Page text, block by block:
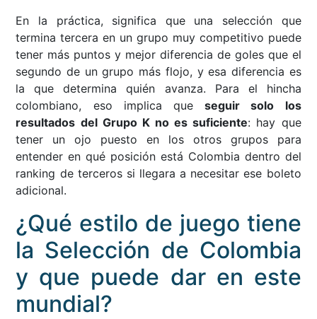
En la práctica, significa que una selección que
termina tercera en un grupo muy competitivo puede
tener más puntos y mejor diferencia de goles que el
segundo de un grupo más flojo, y esa diferencia es
la que determina quién avanza. Para el hincha
colombiano, eso implica queseguir solo los
resultados del Grupo K no es suficiente: hay que
tener un ojo puesto en los otros grupos para
entender en qué posición está Colombia dentro del
ranking de terceros si llegara a necesitar ese boleto
adicional.
¿Qué estilo de juego tiene
la Selección de Colombia
y que puede dar en este
mundial?